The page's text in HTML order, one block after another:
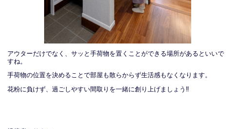
アウターだけでなく、サッと手荷物を置くことができる場所があるといいで
すね。
手荷物の位置を決めることで部屋も散らからず生活感もなくなります。
花粉に負けず、過ごしやすい間取りを一緒に創り上げましょう‼